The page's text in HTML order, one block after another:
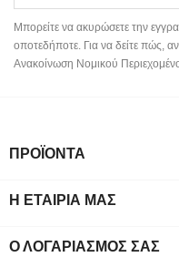
Μπορείτε να ακυρώσετε την
οποτεδήποτε. Για να δείτε πώς,
Ανακοίνωση Νομικού
ΠΡΟΪΌΝΤΑ
Η ΕΤΑΙΡΊΑ ΜΑΣ
Ο ΛΟΓΑΡΙΑΣΜΌΣ ΣΑΣ